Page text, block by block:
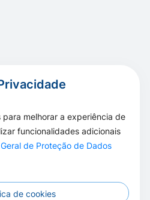
para melhorar a experiência de
funcionalidades adicionais
de Proteção de Dados
de cookies